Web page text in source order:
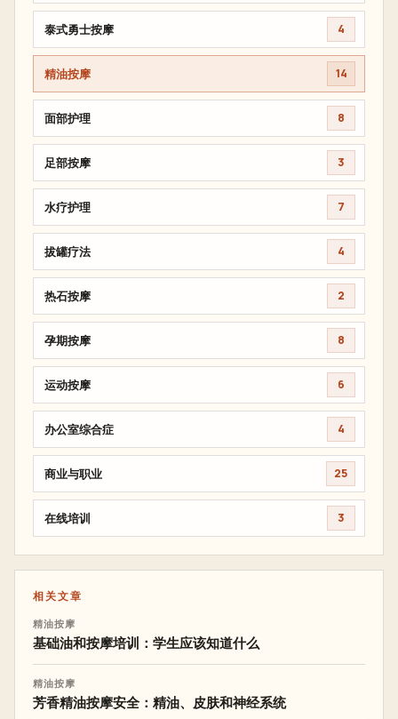
泰式勇士按摩 4
精油按摩 14
面部护理 8
足部按摩 3
水疗护理 7
拔罐疗法 4
热石按摩 2
孕期按摩 8
运动按摩 6
办公室综合症 4
商业与职业 25
在线培训 3
相关文章
精油按摩
基础油和按摩培训：学生应该知道什么
精油按摩
芳香精油按摩安全：精油、皮肤和神经系统